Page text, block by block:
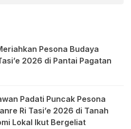
Pesona Budaya
2026 di Pantai Pagatan
Padati Puncak Pesona
Ri Tasi’e 2026 di Tanah
Lokal Ikut Bergeliat